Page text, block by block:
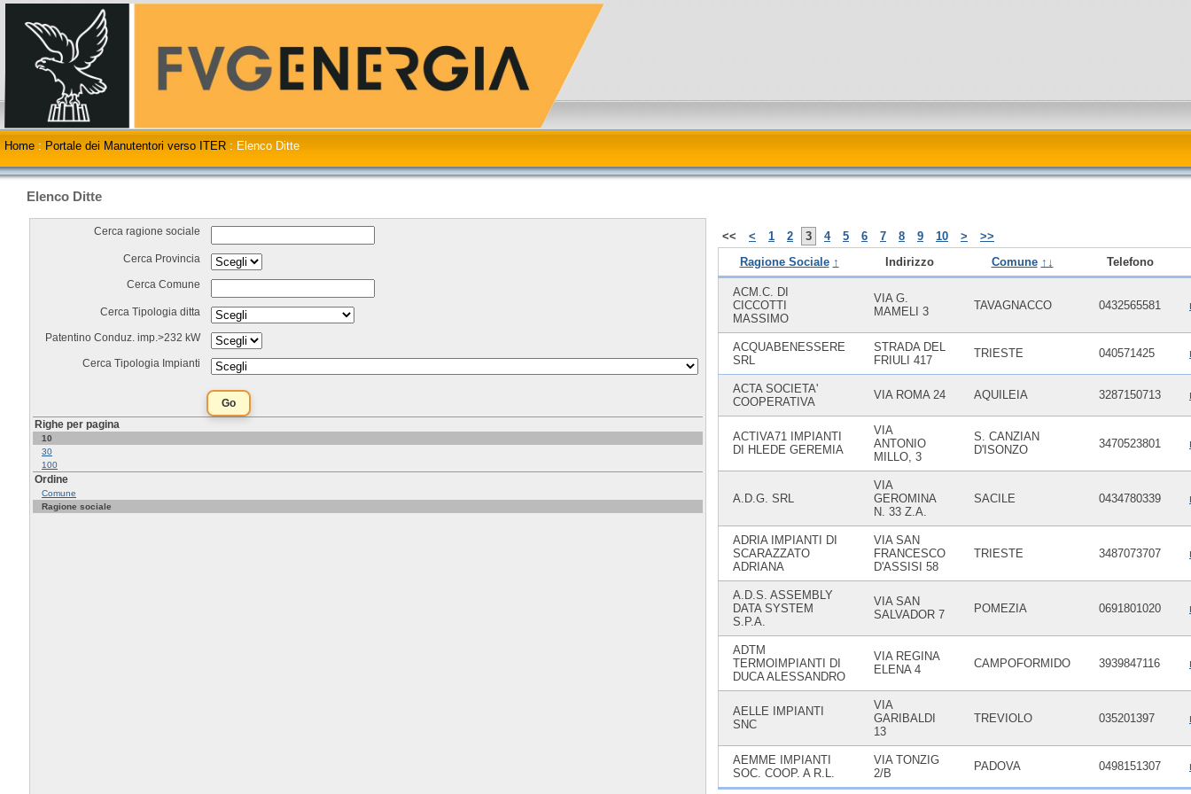
Home : Portale dei Manutentori verso ITER : Elenco Ditte
Elenco Ditte
Cerca ragione sociale
Cerca Provincia
Cerca Comune
Cerca Tipologia ditta
Patentino Conduz. imp.>232 kW
Cerca Tipologia Impianti
Righe per pagina
10
30
100
Ordine
Comune
Ragione sociale
<< < 1 2 3 4 5 6 7 8 9 10 >
>>
Ragione Sociale ↑ Indirizzo Comune ↑↓ Telefono
ACM.C. DI
CICCOTTI
MASSIMO
VIA G.
MAMELI 3
TAVAGNACCO 0432565581
ACQUABENESSERE
SRL
STRADA DEL
FRIULI 417
TRIESTE 040571425
ACTA SOCIETA'
COOPERATIVA
VIA ROMA 24 AQUILEIA 3287150713
ACTIVA71 IMPIANTI
DI HLEDE GEREMIA
VIA
ANTONIO
MILLO, 3
S. CANZIAN
D'ISONZO
3470523801
A.D.G. SRL
VIA
GEROMINA
N. 33 Z.A.
SACILE 0434780339
ADRIA IMPIANTI DI
SCARAZZATO
ADRIANA
VIA SAN
FRANCESCO
D'ASSISI 58
TRIESTE 3487073707
A.D.S. ASSEMBLY
DATA SYSTEM
S.P.A.
VIA SAN
SALVADOR 7
POMEZIA 0691801020
ADTM
TERMOIMPIANTI DI
DUCA ALESSANDRO
VIA REGINA
ELENA 4
CAMPOFORMIDO 3939847116
AELLE IMPIANTI
SNC
VIA
GARIBALDI
13
TREVIOLO 035201397
AEMME IMPIANTI
SOC. COOP. A R.L.
VIA TONZIG
2/B
PADOVA 0498151307